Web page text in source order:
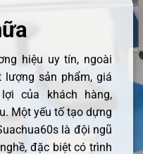
hiệu uy tín, ngoài
sản phẩm, giá
của khách hàng,
Một yếu tố tạo dựng
là đội ngũ
đặc biệt có trình